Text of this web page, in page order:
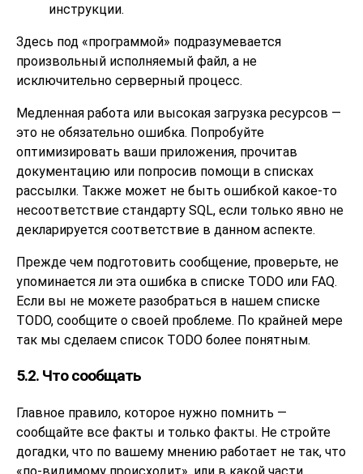
инструкции.
Здесь под «программой» подразумевается
произвольный исполняемый файл, а не
исключительно серверный процесс.
Медленная работа или высокая загрузка ресурсов —
это не обязательно ошибка. Попробуйте
оптимизировать ваши приложения, прочитав
документацию или попросив помощи в списках
рассылки. Также может не быть ошибкой какое-то
несоответствие стандарту SQL, если только явно не
декларируется соответствие в данном аспекте.
Прежде чем подготовить сообщение, проверьте, не
упоминается ли эта ошибка в списке TODO или FAQ.
Если вы не можете разобраться в нашем списке
TODO, сообщите о своей проблеме. По крайней мере
так мы сделаем список TODO более понятным.
5.2. Что сообщать
Главное правило, которое нужно помнить —
сообщайте все факты и только факты. Не стройте
догадки, что по вашему мнению работает не так, что